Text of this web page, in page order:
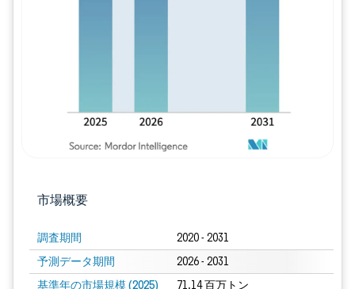
市場概要
調査期間 2020 - 2031
予測データ期間 2026 - 2031
基準年の市場規模 (2025) 71.14 百万トン